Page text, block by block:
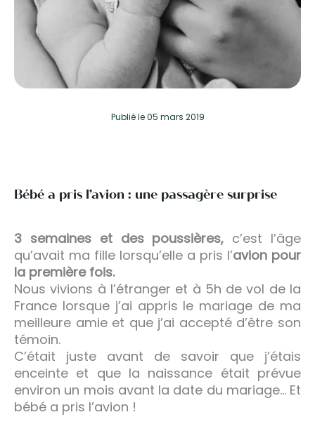
Publiéle 05 mars 2019
Bébé a pris l’avion : une passagère surprise
3 semaines et des poussières, c’est l’âge
qu’avait ma fille lorsqu’elle a pris l’avion pour
la première fois.
Nous vivions à l’étranger et à 5h de vol de la
France lorsque j’ai appris le mariage de ma
meilleure amie et que j’ai accepté d’être son
témoin.
C’était juste avant de savoir que j’étais
enceinte et que la naissance était prévue
environ un mois avant la date du mariage… Et
bébé a pris l’avion !